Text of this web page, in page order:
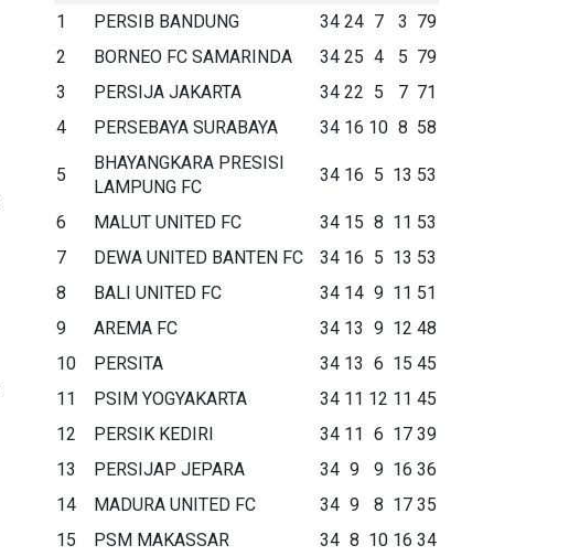
1
PERSIB BANDUNG 34 24 7 3 79
2
BORNEO FC SAMARINDA 34 25 4 5 79
3
PERSIJA JAKARTA 34 22 5 7 71
4
PERSEBAYA SURABAYA 34 16 10 8 58
5
BHAYANGKARA PRESISI
LAMPUNG FC
34 16 5 13 53
6 MALUT UNITED FC 34 15 8 11 53
7
DEWA UNITED BANTEN FC 34 16 5 13 53
8
BALI UNITED FC 34 14 9 11 51
9
AREMA FC 34 13 9 12 48
10
PERSITA 34 13 6 15 45
11
PSIM YOGYAKARTA 34 11 12 11 45
12
PERSIK KEDIRI 34 11 6 17 39
13
PERSIJAP JEPARA 34 9 9 16 36
14
MADURA UNITED FC 34 9 8 17 35
15
PSM MAKASSAR 34 8 10 16 34